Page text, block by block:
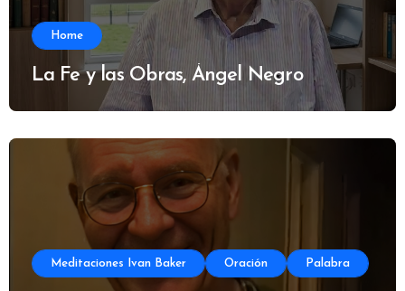
Home
La Fe y las Obras, Ángel Negro
Meditaciones Ivan Baker Oración Palabra